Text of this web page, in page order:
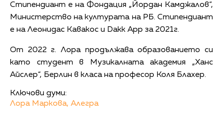
Стипендиант е на Фондация „Йордан Камджалов“,
Министерство на културата на РБ. Стипендиант
е на Леонидас Кавакос и Dakk App за 2021г.
От 2022 г. Лора продължава образованието си
като студент в Музикалната академия „Ханс
Айслер“, Берлин в класа на професор Коля Блахер.
Ключови думи:
Лора Маркова, Алегра